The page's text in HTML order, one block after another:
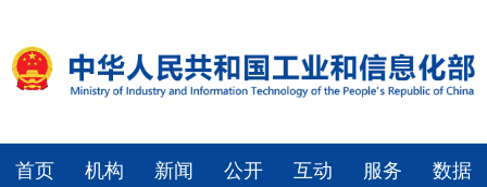
首页 机构 新闻 公开 互动 服务 数据